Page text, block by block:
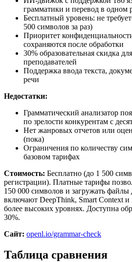
грамматики и перевод в одном
Бесплатный уровень: не
500 символов за раз)
Приоритет
сохраняются после обработки
30% образовательная скидка
преподавателей
Поддержка ввода текста,
речи
Недостатки:
Грамматический анализатор
по зрелости конкурентам с
Нет жанровых отчетов или
(пока)
Ограничения по количеству
базовом тарифах
Стоимость: Бесплатно (до 1 500
регистрации). Платные тарифы
150 000 символов и загружать
включают DeepThink, Smart Context и
более высоких уровнях. Доступна
30%.
Сайт: openl.io/grammar-check
Таблица сравнения